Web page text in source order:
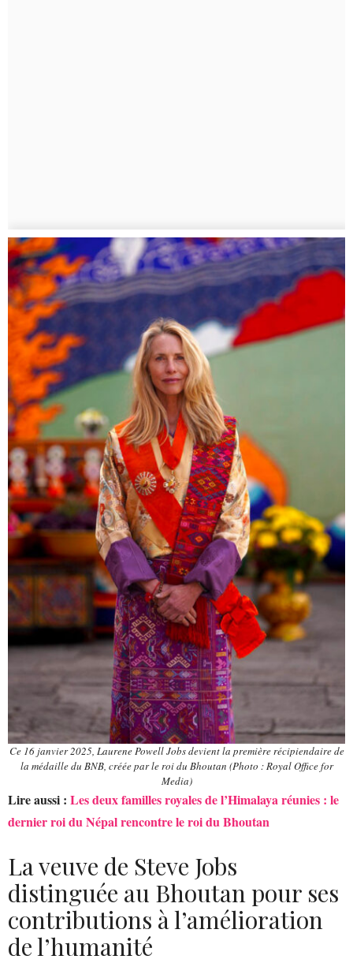
Ce 16 janvier 2025, Laurene Powell Jobs devient la première récipiendaire de
la médaille du BNB, créée par le roi du Bhoutan (Photo : Royal Office for
Media)
Lire aussi : Les deux familles royales de l’Himalaya réunies : le
dernier roi du Népal rencontre le roi du Bhoutan
La veuve de Steve Jobs
distinguée au Bhoutan pour ses
contributions à l’amélioration
de l’humanité